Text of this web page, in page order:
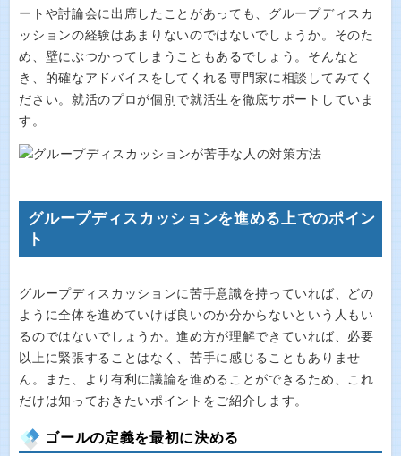
ートや討論会に出席したことがあっても、グループディスカ
ッションの経験はあまりないのではないでしょうか。そのた
め、壁にぶつかってしまうこともあるでしょう。そんなと
き、的確なアドバイスをしてくれる専門家に相談してみてく
ださい。就活のプロが個別で就活生を徹底サポートしていま
す。
グループディスカッションを進める上でのポイン
ト
グループディスカッションに苦手意識を持っていれば、どの
ように全体を進めていけば良いのか分からないという人もい
るのではないでしょうか。進め方が理解できていれば、必要
以上に緊張することはなく、苦手に感じることもありませ
ん。また、より有利に議論を進めることができるため、これ
だけは知っておきたいポイントをご紹介します。
ゴールの定義を最初に決める